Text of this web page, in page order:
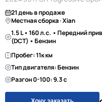
21 день в продаже
Местная сборка · Xian
1.5 L • 160 л.с. • Передний
(DCT) • Бензин
Пробег: 11к км
Тип двигателя: Бензин
Разгон 0-100: 9.3 с